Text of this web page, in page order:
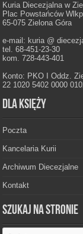
Kuria Diecezjalna w
Plac Powstańców
65-075 Zielona Góra
e-mail: kuria @
tel. 68-451-23-30
kom. 728-443-401
Konto: PKO I Oddz.
22 1020 5402 0000
Dla księży
Poczta
Kancelaria Kurii
Archiwum Diecezjalne
Kontakt
Szukaj na stronie